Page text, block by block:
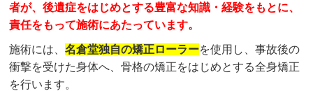
者が、後遺症をはじめとする豊富な知識・経験をもとに、
責任をもって施術にあたっています。
施術には、名倉堂独自の矯正ローラーを使用し、事故後の
衝撃を受けた身体へ、骨格の矯正をはじめとする全身矯正
を行います。